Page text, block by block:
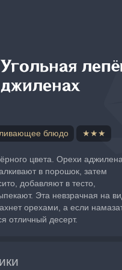
Угольная
джиленах
блюдо ★★★
цвета. Орехи
в порошок, затем
добавляют в тесто,
Эта невзрачная на
орехами, а если
отличный десерт.